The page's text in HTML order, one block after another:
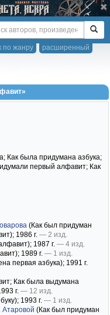
расширенный
по жанру
Как была придумана азбука;
первый алфавит; Как
(Как был придуман
; 1986 г. — 2 изд.
; 1987 г. — 4 изд.
; 1989 г. — 1 изд.
первая азбука); 1991 г.
Как была выдумана
г. — 12 изд.
; 1993 г. — 1 изд.
Атаровой (Как был придуман